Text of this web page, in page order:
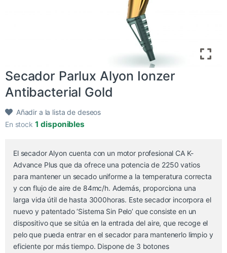
Secador Parlux Alyon Ionzer
Antibacterial Gold
Añadir a la lista de deseos
En stock 1 disponibles
El secador Alyon cuenta con un motor profesional CA K-
Advance Plus que da ofrece una potencia de 2250 vatios
para mantener un secado uniforme a la temperatura correcta
y con flujo de aire de 84mc/h. Además, proporciona una
larga vida útil de hasta 3000horas. Este secador incorpora el
nuevo y patentado ‘Sistema Sin Pelo’ que consiste en un
dispositivo que se sitúa en la entrada del aire, que recoge el
pelo que pueda entrar en el secador para mantenerlo limpio y
eficiente por más tiempo. Dispone de 3 botones